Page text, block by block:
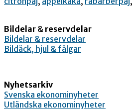
Bildelar & reservdelar
Bildelar & reservdelar
Bildäck, hjul & fälgar
Nyhetsarkiv
Svenska ekonominyheter
Utländska ekonominyheter